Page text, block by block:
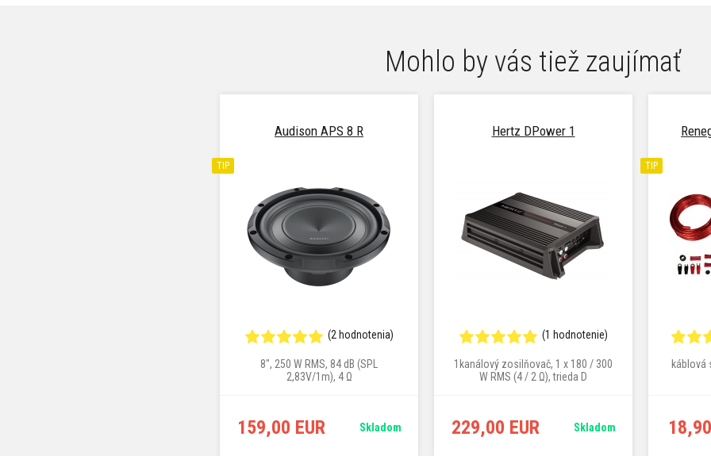
Mohlo by vás tiež zaujímať
Audison APS 8 R
TIP
(2 hodnotenia)
8", 250 W RMS, 84 dB (SPL
2,83V/1m), 4 Ω
159,00 EUR Skladom
Hertz DPower 1
(1 hodnotenie)
1kanálový zosilňovač, 1 x 180 / 300
W RMS (4 / 2 Ω), trieda D
229,00 EUR Skladom
TIP
káblová